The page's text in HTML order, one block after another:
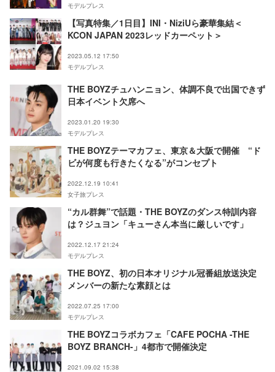
モデルプレス
【写真特集／1日目】INI・NiziUら豪華集結＜
KCON JAPAN 2023レッドカーペット＞
2023.05.12 17:50
モデルプレス
THE BOYZチュハンニョン、体調不良で出国できず
日本イベント欠席へ
2023.01.20 19:30
モデルプレス
THE BOYZテーマカフェ、東京＆大阪で開催 “ド
ビが何度も行きたくなる”がコンセプト
2022.12.19 10:41
女子旅プレス
“カル群舞”で話題・THE BOYZのダンス特訓内容
は？ジュヨン「キューさん本当に厳しいです」
2022.12.17 21:24
モデルプレス
THE BOYZ、初の日本オリジナル冠番組放送決定
メンバーの新たな素顔とは
2022.07.25 17:00
モデルプレス
THE BOYZコラボカフェ「CAFE POCHA -THE
BOYZ BRANCH-」4都市で開催決定
2021.09.02 15:38